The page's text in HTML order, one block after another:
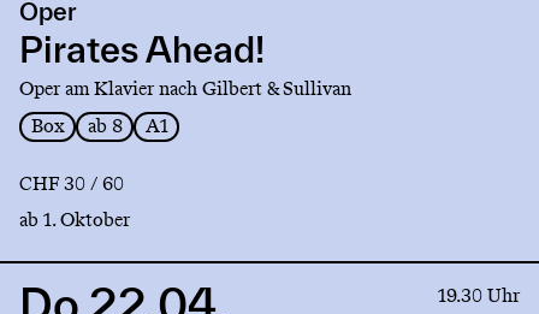
Pirates
Ahead!
Oper
Pirates Ahead!
Oper am Klavier nach Gilbert & Sullivan
Box
ab 8 A1
CHF 30 / 60
ab 1. Oktober
Link
19.30 Uhr